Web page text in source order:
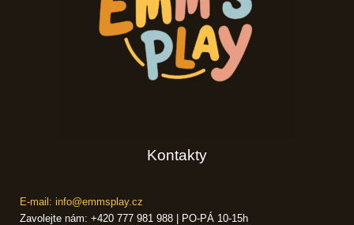
Kontakty
E-mail: info@emmsplay.cz
Zavolejte nám: +420 777 981 988 | PO-PÁ 10-15h